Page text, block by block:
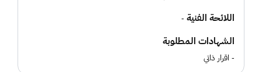
اللائحة الفنية -
الشهادات المطلوبة
- اقرار ذاتي